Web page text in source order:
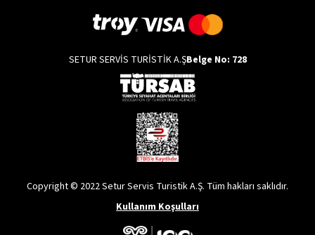
SETUR SERVİS TURİSTİK A.ŞBelge No: 728
Copyright © 2022 Setur Servis Turistik A.Ş. Tüm hakları saklıdır.
Kullanım Koşulları